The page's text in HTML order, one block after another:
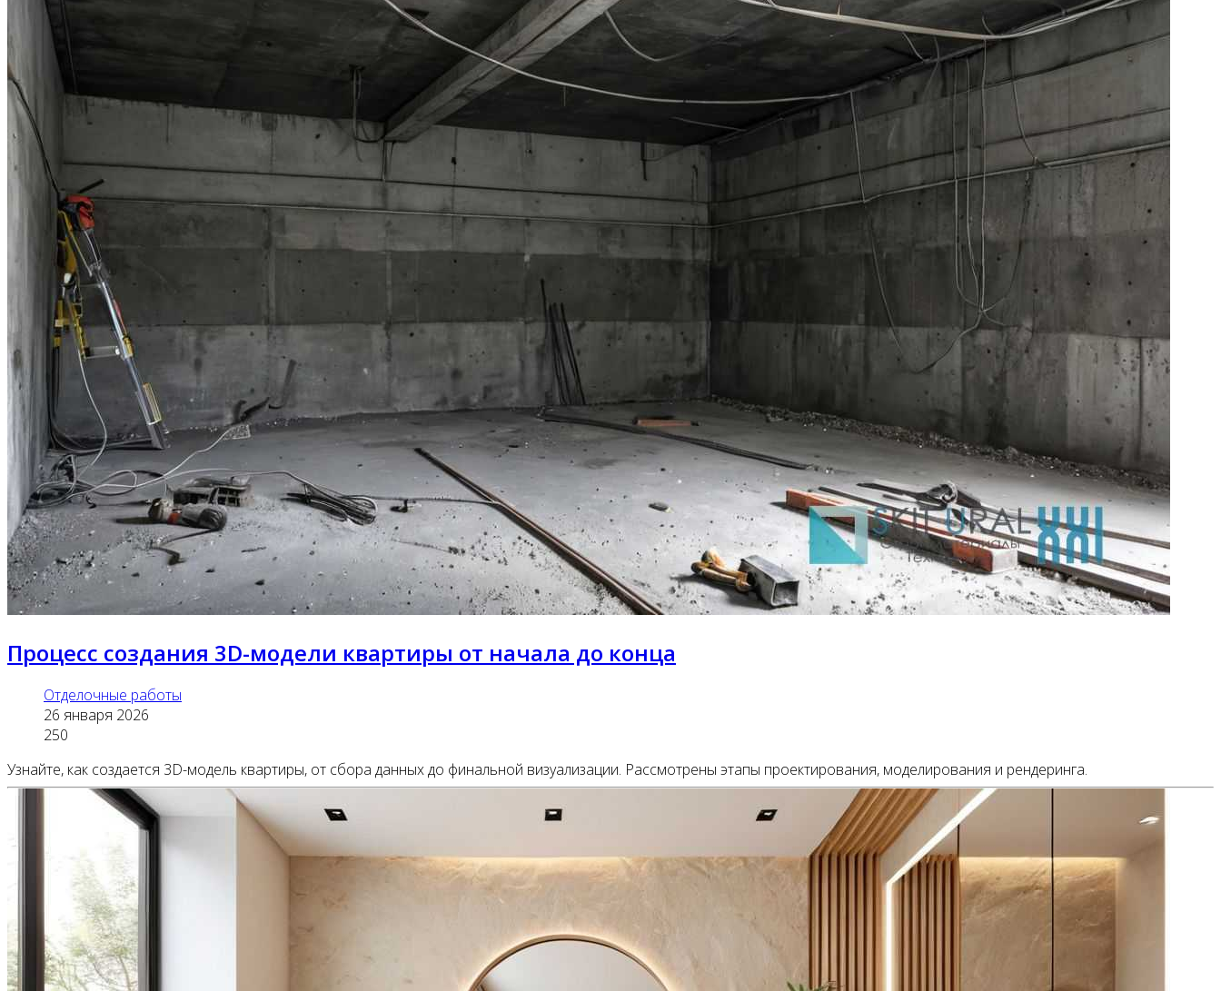
Процесс создания 3D-модели квартиры от начала до конца
Отделочные работы
26 января 2026
250
Узнайте, как создается 3D-модель квартиры, от сбора данных до финальной визуализации. Рассмотрены этапы проектирования, моделирования и рендеринга.